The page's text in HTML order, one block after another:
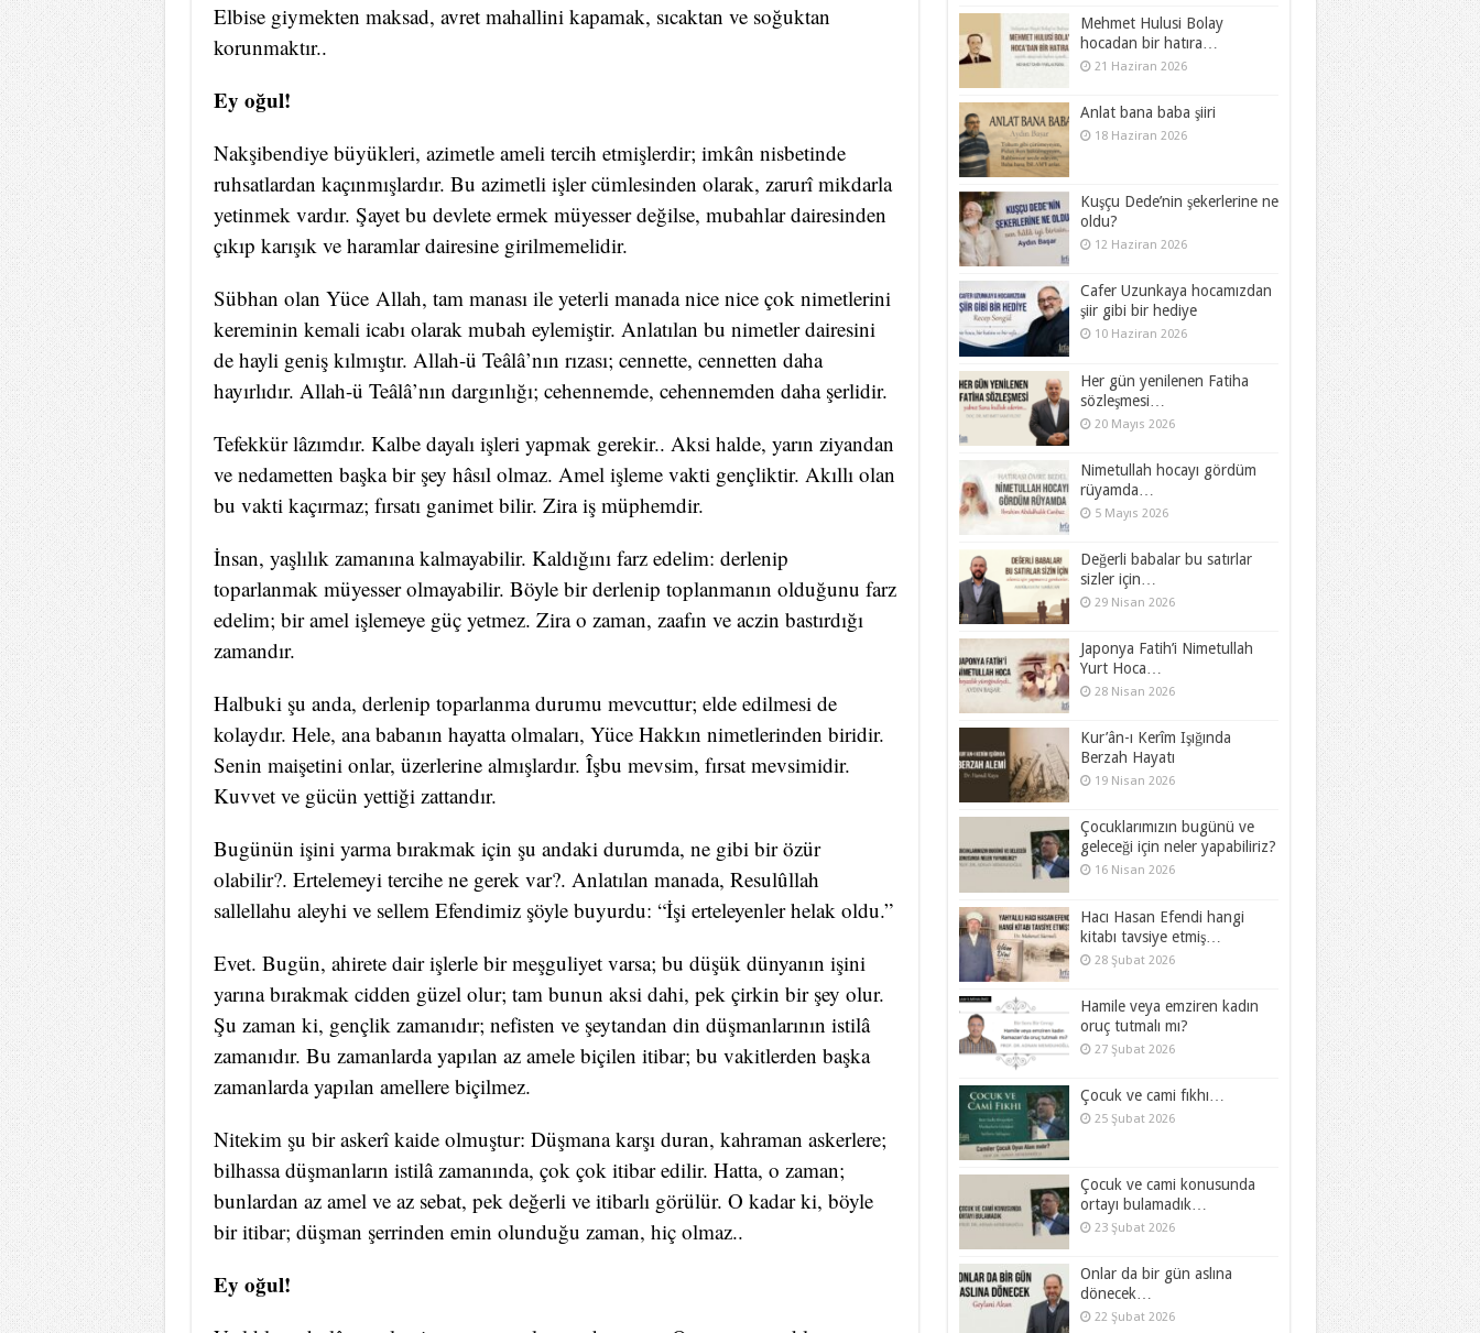
Elbise giymekten maksad, avret mahallini kapamak, sıcaktan ve soğuktan
korunmaktır..
Ey oğul!
Nakşibendiye büyükleri, azimetle ameli tercih etmişlerdir; imkân nisbetinde
ruhsatlardan kaçınmışlardır. Bu azimetli işler cümlesinden olarak, zarurî mikdarla
yetinmek vardır. Şayet bu devlete ermek müyesser değilse, mubahlar dairesinden
çıkıp karışık ve haramlar dairesine girilmemelidir.
Sübhan olan Yüce Allah, tam manası ile yeterli manada nice nice çok nimetlerini
kereminin kemali icabı olarak mubah eylemiştir. Anlatılan bu nimetler dairesini
de hayli geniş kılmıştır. Allah-ü Teâlâ’nın rızası; cennette, cennetten daha
hayırlıdır. Allah-ü Teâlâ’nın dargınlığı; cehennemde, cehennemden daha şerlidir.
Tefekkür lâzımdır. Kalbe dayalı işleri yapmak gerekir.. Aksi halde, yarın ziyandan
ve nedametten başka bir şey hâsıl olmaz. Amel işleme vakti gençliktir. Akıllı olan
bu vakti kaçırmaz; fırsatı ganimet bilir. Zira iş müphemdir.
İnsan, yaşlılık zamanına kalmayabilir. Kaldığını farz edelim: derlenip
toparlanmak müyesser olmayabilir. Böyle bir derlenip toplanmanın olduğunu farz
edelim; bir amel işlemeye güç yetmez. Zira o zaman, zaafın ve aczin bastırdığı
zamandır.
Halbuki şu anda, derlenip toparlanma durumu mevcuttur; elde edilmesi de
kolaydır. Hele, ana babanın hayatta olmaları, Yüce Hakkın nimetlerinden biridir.
Senin maişetini onlar, üzerlerine almışlardır. Îşbu mevsim, fırsat mevsimidir.
Kuvvet ve gücün yettiği zattandır.
Bugünün işini yarma bırakmak için şu andaki durumda, ne gibi bir özür
olabilir?. Ertelemeyi tercihe ne gerek var?. Anlatılan manada, Resulûllah
sallellahu aleyhi ve sellem Efendimiz şöyle buyurdu: “İşi erteleyenler helak oldu.”
Evet. Bugün, ahirete dair işlerle bir meşguliyet varsa; bu düşük dünyanın işini
yarına bırakmak cidden güzel olur; tam bunun aksi dahi, pek çirkin bir şey olur.
Şu zaman ki, gençlik zamanıdır; nefisten ve şeytandan din düşmanlarının istilâ
zamanıdır. Bu zamanlarda yapılan az amele biçilen itibar; bu vakitlerden başka
zamanlarda yapılan amellere biçilmez.
Nitekim şu bir askerî kaide olmuştur: Düşmana karşı duran, kahraman askerlere;
bilhassa düşmanların istilâ zamanında, çok çok itibar edilir. Hatta, o zaman;
bunlardan az amel ve az sebat, pek değerli ve itibarlı görülür. O kadar ki, böyle
bir itibar; düşman şerrinden emin olunduğu zaman, hiç olmaz..
Ey oğul!
Mehmet Hulusi Bolay
hocadan bir hatıra…
21 Haziran 2026
Anlat bana baba şiiri
18 Haziran 2026
Kuşçu Dede’nin şekerlerine ne
oldu?
12 Haziran 2026
Cafer Uzunkaya hocamızdan
şiir gibi bir hediye
10 Haziran 2026
Her gün yenilenen Fatiha
sözleşmesi…
20 Mayıs 2026
Nimetullah hocayı gördüm
rüyamda…
5 Mayıs 2026
Değerli babalar bu satırlar
sizler için…
29 Nisan 2026
Japonya Fatih’i Nimetullah
Yurt Hoca…
28 Nisan 2026
Kur’ân-ı Kerîm Işığında
Berzah Hayatı
19 Nisan 2026
Çocuklarımızın bugünü ve
geleceği için neler yapabiliriz?
16 Nisan 2026
Hacı Hasan Efendi hangi
kitabı tavsiye etmiş…
28 Şubat 2026
Hamile veya emziren kadın
oruç tutmalı mı?
27 Şubat 2026
Çocuk ve cami fıkhı…
25 Şubat 2026
Çocuk ve cami konusunda
ortayı bulamadık…
23 Şubat 2026
Onlar da bir gün aslına
dönecek…
22 Şubat 2026